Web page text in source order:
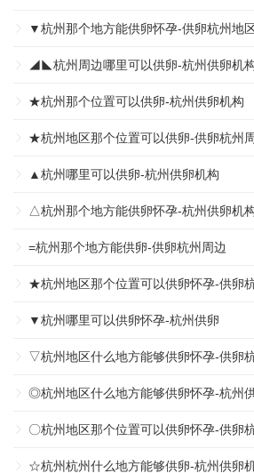
▼杭州那个地方能供卵怀孕-供卵杭州地
◢◣杭州周边哪里可以供卵-杭州供卵机
★杭州那个位置可以供卵-杭州供卵机构
★杭州地区那个位置可以供卵-供卵杭州
▲杭州哪里可以供卵-杭州供卵机构
△杭州那个地方能供卵怀孕-杭州供卵机
=杭州那个地方能供卵-供卵杭州周边
★杭州地区那个位置可以供卵怀孕-供卵
▼杭州哪里可以供卵怀孕-杭州供卵
▽杭州地区什么地方能够供卵怀孕-供卵
◎杭州地区什么地方能够供卵怀孕-杭州
〇杭州地区那个位置可以供卵怀孕-供卵
☆杭州杭州什么地方能够供卵-杭州供卵